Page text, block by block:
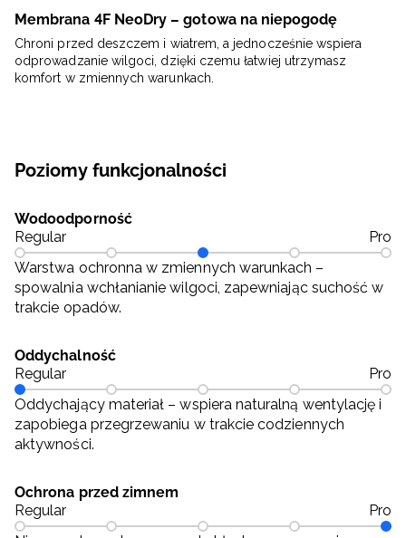
Membrana 4F NeoDry – gotowa na niepogodę
Chroni przed deszczem i wiatrem, a jednocześnie wspiera
odprowadzanie wilgoci, dzięki czemu łatwiej utrzymasz
komfort w zmiennych warunkach.
Poziomy funkcjonalności
Wodoodporność
Regular
Pro
Warstwa ochronna w zmiennych warunkach –
spowalnia wchłanianie wilgoci, zapewniając suchość w
trakcie opadów.
Oddychalność
Regular
Pro
Oddychający materiał – wspiera naturalną wentylację i
zapobiega przegrzewaniu w trakcie codziennych
aktywności.
Ochrona przed zimnem
Regular
Pro